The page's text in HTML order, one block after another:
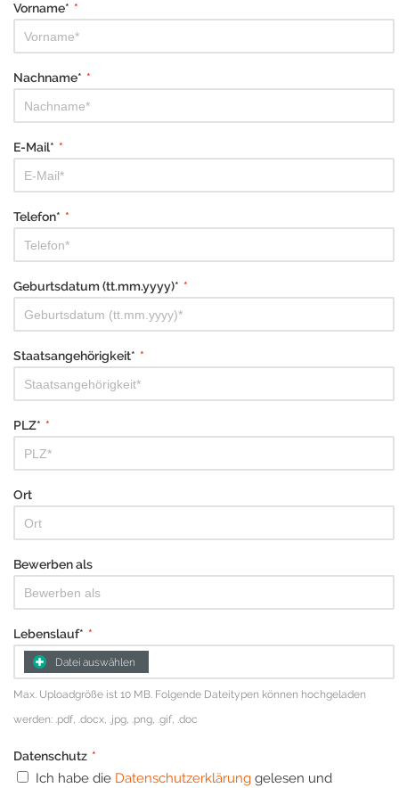
Vorname* *
Nachname* *
E-Mail* *
Telefon* *
Geburtsdatum (tt.mm.yyyy)* *
Staatsangehörigkeit* *
PLZ* *
Ort
Bewerben als
Lebenslauf* *
Datei auswählen
Max. Uploadgröße ist 10 MB. Folgende Dateitypen können hochgeladen
werden: .pdf, .docx, .jpg, .png, .gif, .doc
Datenschutz *
Ich habe die Datenschutzerklärung gelesen und